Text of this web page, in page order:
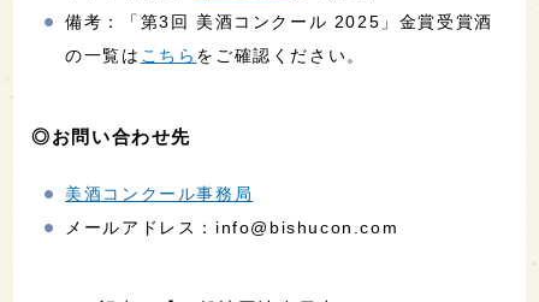
備考：「第3回 美酒コンクール 2025」金賞受賞酒
の一覧は こちら をご確認ください。
◎お問い合わせ先
美酒コンクール事務局
メールアドレス：info@bishucon.com